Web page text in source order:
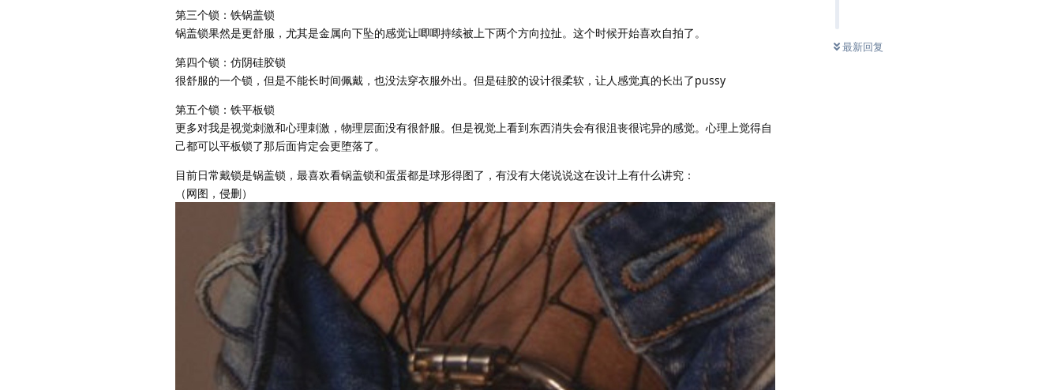
最新回复
第三个锁：铁锅盖锁
锅盖锁果然是更舒服，尤其是金属向下坠的感觉让唧唧持续被上下两个方向拉扯。这个时候开始喜欢自拍了。
第四个锁：仿阴硅胶锁
很舒服的一个锁，但是不能长时间佩戴，也没法穿衣服外出。但是硅胶的设计很柔软，让人感觉真的长出了pussy
第五个锁：铁平板锁
更多对我是视觉刺激和心理刺激，物理层面没有很舒服。但是视觉上看到东西消失会有很沮丧很诧异的感觉。心理上觉得自
己都可以平板锁了那后面肯定会更堕落了。
目前日常戴锁是锅盖锁，最喜欢看锅盖锁和蛋蛋都是球形得图了，有没有大佬说说这在设计上有什么讲究：
（网图，侵删）